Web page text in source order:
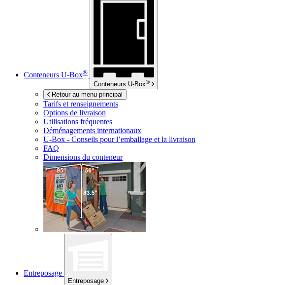
Conteneurs U-Box®
Conteneurs U-Box®
Retour au menu principal
Tarifs et renseignements
Options de livraison
Utilisations fréquentes
Déménagements internationaux
U-Box - Conseils pour l’emballage et la livraison
FAQ
Dimensions du conteneur
Entreposage
Entreposage